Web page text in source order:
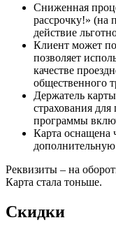
Сниженная
рассрочку!» (на
действие
Клиент может
позволяет
качестве
общественного
Держатель
страхования
программы
Карта оснащена
дополнительную
Реквизиты – на
Карта стала тоньше.
Скидки